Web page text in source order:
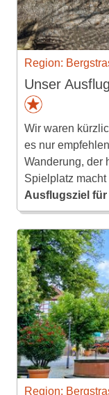
Region:
Unser
Wir waren
es nur
Wanderung, der
Spielplatz
Ausflugsziel für
Region: